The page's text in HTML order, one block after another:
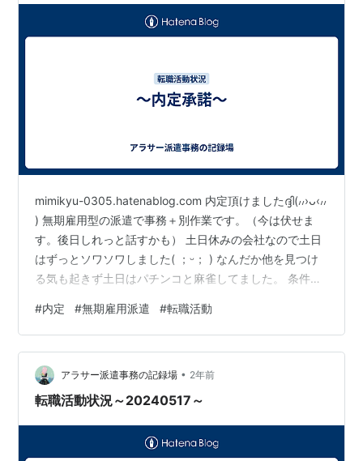
mimikyu-0305.hatenablog.com 内定頂けましたദ്ദി(៸៸›ᴗ‹៸៸
) 無期雇用型の派遣で事務＋別作業です。（今は伏せま
す。後日しれっと話すかも） 土日休みの会社なので土日
はずっとソワソワしました( ；ᵕ； ) なんだか他を見つけ
る気も起きず土日はパチンコと麻雀してました。 条件面
次の日入社前面談です。 ６月２週目から就業予定です。
マイナビ転職から自分で応募して内定頂けたのでエージ
ェントさんへメールしました。んーー苦しい。電話がい
いんだろうけど今日はお休みなので明日改めて電話が来
るかも・・・。 メールではありがとう…
#内定 #無期雇用派遣 #転職活動
アラサー派遣事務の記録場 • 2年前
転職活動状況～20240517～